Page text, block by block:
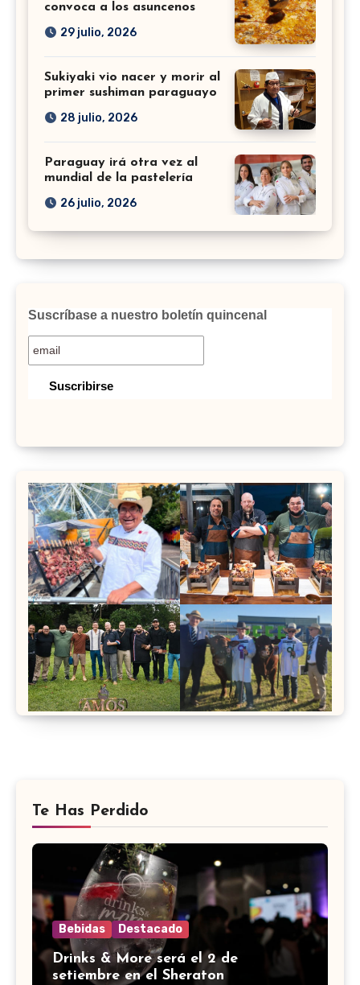
convoca a los asuncenos
29 julio, 2026
Sukiyaki vio nacer y morir al
primer sushiman paraguayo
28 julio, 2026
Paraguay irá otra vez al
mundial de la pastelería
26 julio, 2026
Suscríbase a nuestro boletín quincenal
Te Has Perdido
Bebidas Destacado
Drinks & More será el 2 de
setiembre en el Sheraton